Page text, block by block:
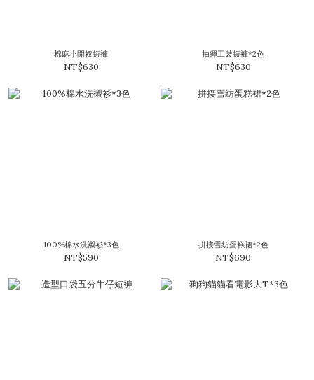
棉麻小開衩短褲
NT$630
抽繩工裝短褲*2色
NT$630
100%棉水洗襯衫*3色
NT$590
拼接雪紡蛋糕裙*2色
NT$690